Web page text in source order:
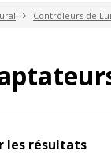
Contrôleurs de
les résultats